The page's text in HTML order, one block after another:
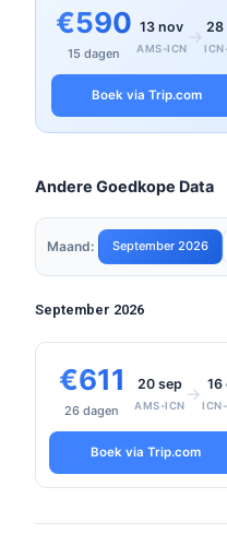
€590
15 dagen
13 nov
AMS-ICN
→ 28
Boek via Trip.com
Andere Goedkope Data
Maand: September 2026
September 2026
€611
26 dagen
20 sep
AMS-ICN
→ 16
Boek via Trip.com